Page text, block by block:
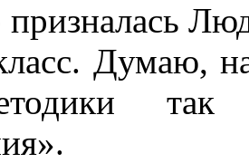
Думаю,
так